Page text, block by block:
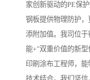
家创新驱动的PE保
钢板提供物理防护
添附加值。我司位
能+”双重价值的新
印刷涂布工程师，